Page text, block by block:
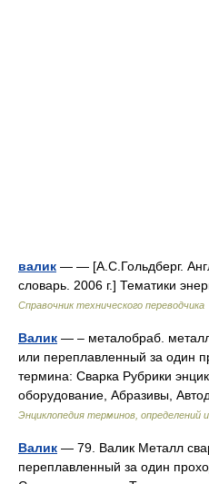
валик — — [А.С.Гольдберг.
словарь. 2006 г.] Тематики
Справочник технического переводчика
Валик — – металобраб.
или переплавленный за один
термина: Сварка Рубрики
оборудование, Абразивы,
Энциклопедия терминов,
Валик — 79. Валик Металл
переплавленный за один